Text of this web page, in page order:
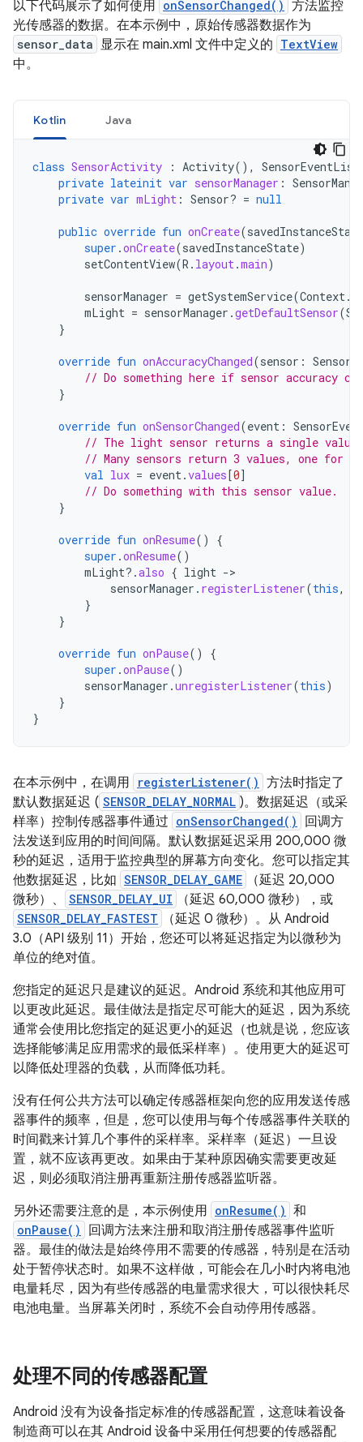
以下代码展示了如何使用 onSensorChanged() 方法监控
光传感器的数据。在本示例中，原始传感器数据作为
sensor_data 显示在 main.xml 文件中定义的 TextView
中。
Kotlin Java
class SensorActivity : Activity(),
private lateinit var sensorManager :
private var mLight : Sensor? = null
public override fun onCreate(savedInstanceState
super .onCreate(savedInstanceState)
setContentView(R . layout.main)
sensorManager = getSystemService(Context.
mLight = sensorManager .getDefaultSensor(
}
override fun onAccuracyChanged(sensor : Sensor
// Do something here if sensor accuracy
}
override fun onSensorChanged(event :
// The light sensor returns a single value.
// Many sensors return 3 values, one for
val lux = event.values[0]
// Do something with this sensor value.
}
override fun onResume()
{
super .onResume()
mLight?.also { light -
sensorManager . registerListener(this,
}
}
override fun onPause()
{
super .onPause()
sensorManager .unregisterListener(this)
}
}
在本示例中，在调用 registerListener() 方法时指定了
默认数据延迟 ( SENSOR_DELAY_NORMAL )。数据延迟（或采
样率）控制传感器事件通过 onSensorChanged()
回调方
法发送到应用的时间间隔。默认数据延迟采用 200,000 微
秒的延迟，适用于监控典型的屏幕方向变化。您可以指定其
他数据延迟，比如 SENSOR_DELAY_GAME
（延迟 20,000
微秒）、
SENSOR_DELAY_UI （延迟 60,000 微秒），或
SENSOR_DELAY_FASTEST
（延迟 0 微秒）。从 Android
3.0（API 级别 11）开始，您还可以将延迟指定为以微秒为
单位的绝对值。
您指定的延迟只是建议的延迟。Android 系统和其他应用可
以更改此延迟。最佳做法是指定尽可能大的延迟，因为系统
通常会使用比您指定的延迟更小的延迟（也就是说，您应该
选择能够满足应用需求的最低采样率）。使用更大的延迟可
以降低处理器的负载，从而降低功耗。
没有任何公共方法可以确定传感器框架向您的应用发送传感
器事件的频率，但是，您可以使用与每个传感器事件关联的
时间戳来计算几个事件的采样率。采样率（延迟）一旦设
置，就不应该再更改。如果由于某种原因确实需要更改延
迟，则必须取消注册再重新注册传感器监听器。
另外还需要注意的是，本示例使用 onResume() 和
onPause()
回调方法来注册和取消注册传感器事件监听
器。最佳的做法是始终停用不需要的传感器，特别是在活动
处于暂停状态时。如果不这样做，可能会在几小时内将电池
电量耗尽，因为有些传感器的电量需求很大，可以很快耗尽
电池电量。当屏幕关闭时，系统不会自动停用传感器。
处理不同的传感器配置
Android 没有为设备指定标准的传感器配置，这意味着设备
制造商可以在其 Android 设备中采用任何想要的传感器配